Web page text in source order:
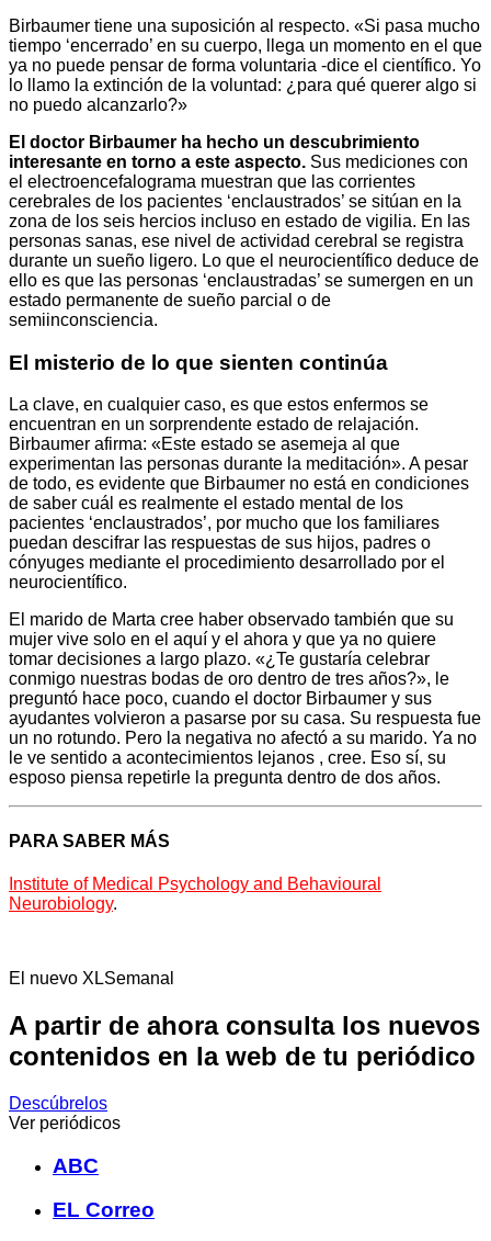
Birbaumer tiene una suposición al respecto. «Si pasa mucho
tiempo ‘encerrado’ en su cuerpo, llega un momento en el que
ya no puede pensar de forma voluntaria -dice el científico. Yo
lo llamo la extinción de la voluntad: ¿para qué querer algo si
no puedo alcanzarlo?»
El doctor Birbaumer ha hecho un descubrimiento
interesante en torno a este aspecto. Sus mediciones con
el electroencefalograma muestran que las corrientes
cerebrales de los pacientes ‘enclaustrados’ se sitúan en la
zona de los seis hercios incluso en estado de vigilia. En las
personas sanas, ese nivel de actividad cerebral se registra
durante un sueño ligero. Lo que el neurocientífico deduce de
ello es que las personas ‘enclaustradas’ se sumergen en un
estado permanente de sueño parcial o de
semiinconsciencia.
El misterio de lo que sienten continúa
La clave, en cualquier caso, es que estos enfermos se
encuentran en un sorprendente estado de relajación.
Birbaumer afirma: «Este estado se asemeja al que
experimentan las personas durante la meditación». A pesar
de todo, es evidente que Birbaumer no está en condiciones
de saber cuál es realmente el estado mental de los
pacientes ‘enclaustrados’, por mucho que los familiares
puedan descifrar las respuestas de sus hijos, padres o
cónyuges mediante el procedimiento desarrollado por el
neurocientífico.
El marido de Marta cree haber observado también que su
mujer vive solo en el aquí y el ahora y que ya no quiere
tomar decisiones a largo plazo. «¿Te gustaría celebrar
conmigo nuestras bodas de oro dentro de tres años?», le
preguntó hace poco, cuando el doctor Birbaumer y sus
ayudantes volvieron a pasarse por su casa. Su respuesta fue
un no rotundo. Pero la negativa no afectó a su marido. Ya no
le ve sentido a acontecimientos lejanos , cree. Eso sí, su
esposo piensa repetirle la pregunta dentro de dos años.
PARA SABER MÁS
Institute of Medical Psychology and Behavioural
Neurobiology.
El nuevo XLSemanal
A partir de ahora consulta los nuevos
contenidos en la web de tu periódico
Descúbrelos
Ver periódicos
ABC
EL Correo